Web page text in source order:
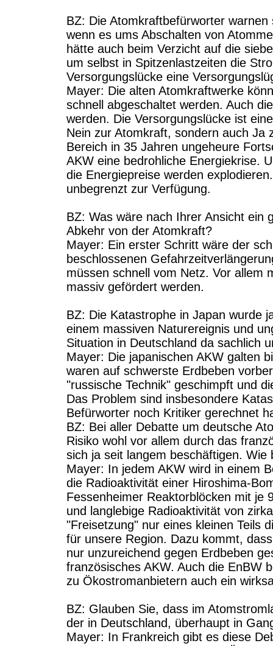
BZ: Die Atomkraftbefürworter
wenn es ums Abschalten von
hätte auch beim Verzicht auf die
um selbst in Spitzenlastzeiten die
Versorgungslücke eine
Mayer: Die alten Atomkraftwerke
schnell abgeschaltet werden. Auch
werden. Die Versorgungslücke ist
Nein zur Atomkraft, sondern auch Ja
Bereich in 35 Jahren ungeheure
AKW eine bedrohliche Energiekrise.
die Energiepreise werden
unbegrenzt zur Verfügung.
BZ: Was wäre nach Ihrer Ansicht ein
Abkehr von der Atomkraft?
Mayer: Ein erster Schritt wäre der
beschlossenen
müssen schnell vom Netz. Vor allem
massiv gefördert werden.
BZ: Die Katastrophe in Japan wurde
einem massiven Naturereignis und
Situation in Deutschland da sachlich
Mayer: Die japanischen AKW galten
waren auf schwerste Erdbeben
"russische Technik" geschimpft und
Das Problem sind insbesondere
Befürworter noch Kritiker gerechnet
BZ: Bei aller Debatte um deutsche
Risiko wohl vor allem durch das
sich ja seit langem beschäftigen. Wie
Mayer: In jedem AKW wird in einem
die Radioaktivität einer Hiroshima-
Fessenheimer Reaktorblöcken mit je
und langlebige Radioaktivität von
"Freisetzung" nur eines kleinen Teils
für unsere Region. Dazu kommt,
nur unzureichend gegen Erdbeben
französisches AKW. Auch die EnBW
zu Ökostromanbietern auch ein
BZ: Glauben Sie, dass im
der in Deutschland, überhaupt in
Mayer: In Frankreich gibt es diese